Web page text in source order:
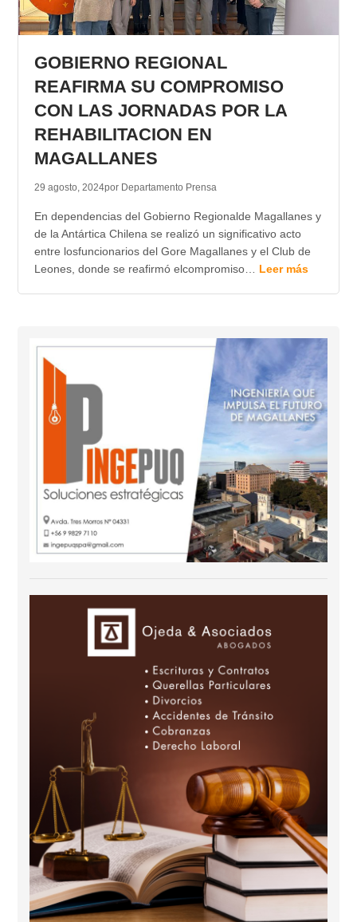
GOBIERNO REGIONAL
REAFIRMA SU COMPROMISO
CON LAS JORNADAS POR LA
REHABILITACION EN
MAGALLANES
29 agosto, 2024por Departamento Prensa
En dependencias del Gobierno Regionalde Magallanes y
de la Antártica Chilena se realizó un significativo acto
entre losfuncionarios del Gore Magallanes y el Club de
Leones, donde se reafirmó elcompromiso… Leer más